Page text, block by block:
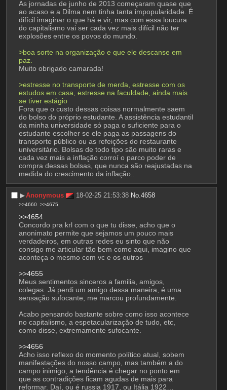
As jornadas de junho de 2013 começaram quase que
ao acaso e a Dilma nem tinha tanta impopularidade. É
difícil imaginar o que há e vir, mas com essa loucura
do capitalismo vai ser cada vez mais difícil não ter
explosões entre os povos do mundo.
>boa sorte na organização e que ele descanse em
paz.
Muito obrigado camarada!
>estresse no transporte de merda, estresse com os
estudos em casa, estresse na faculdade, ainda mais
se tiver estágio
Fora que o custo dessas coisas normalmente saem
do bolso do próprio estudante. A assistência estudantil
da minha universidade só paga o suficiente para o
estudante escolher se ele paga as passagens do
transporte público ou as refeições do restaurante
universitário. Bolsas de todo tipo são muito raras e
cada vez mais a inflação corroí o parco poder de
compra dessas bolsas, que nunca são reajustadas na
medida do crescimento da inflação..
▶︎Anonymous 18-02-25 21:53:38 No.4658
>>4660 >>4675
>>4654
Concordo pra krl com o que tu disse, acho que o
anonimato permite que sejamos um pouco mais
verdadeiros, em outras redes eu sinto que não
consigo me articular tão bem como aqui, imagino que
aconteça o mesmo com vc e os outros
>>4655
Meus sentimentos sinceros a familia, amigos,
colegas. Já perdi um amigo dessa maneira, é uma
sensação sufocante, me marcou profundamente.
Acabo pensando bastante sobre como isso acontece
no capitalismo, a espetacularização de tudo, etc,
como disse, extremamente sufocante.
>>4656
Acho isso reflexo do momento político atual, sobem
manifestações do nosso campo, mas também a do
campo inimigo, a tendência é chegar no ponto em
que as contradições ficam agudas de mais para
reformar. Daí, ou é russia 1917, ou Itália 1922…